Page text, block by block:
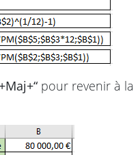
pour revenir à la